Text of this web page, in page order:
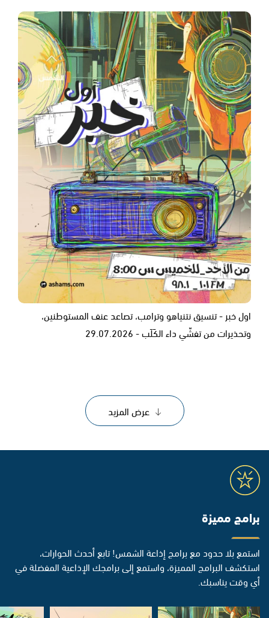
اول خبر - تنسيق نتنياهو وترامب، تصاعد عنف المستوطنين،
وتحذيرات من تفشّي داء الكَلَب - 29.07.2026
عرض المزيد
برامج مميزة
استمع بلا حدود مع برامج إذاعة الشمس! تابع أحدث الحوارات،
استكشف البرامج المميزة، واستمع إلى برامجك الإذاعية المفضلة في
أي وقت يناسبك.